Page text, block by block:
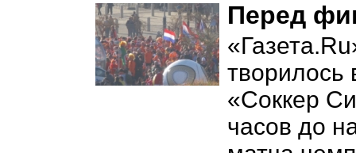
Перед
творилось
«Соккер
часов до